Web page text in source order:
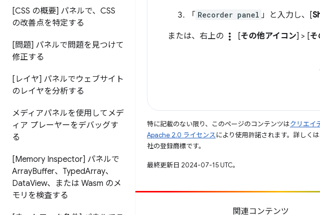
[CSS の概要] パネルで、CSS
の改善点を特定する
[問題] パネルで問題を見つけて
修正する
[レイヤ] パネルでウェブサイト
のレイヤを分析する
メディアパネルを使用してメデ
ィア プレーヤーをデバッグす
る
[Memory Inspector] パネルで
ArrayBuffer、TypedArray、
DataView、または Wasm のメ
モリを検査する
「 Recorder panel 」と入力し、[
または、右上の more_vert [その他アイコン] > [
特に記載のない限り、このページのコンテンツはクリエイ
Apache 2.0 ライセンスにより使用許諾されます。詳しくは
社の登録商標です。
最終更新日 2024-07-15 UTC。
投稿 関連コンテンツ